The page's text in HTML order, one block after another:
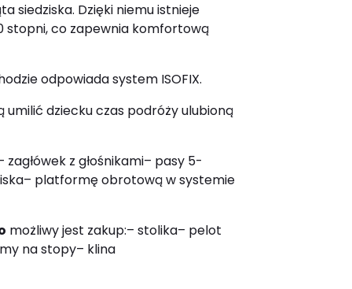
siedziska. Dzięki niemu istnieje
stopni, co zapewnia komfortową
odpowiada system ISOFIX.
umilić dziecku czas podróży ulubioną
zagłówek z głośnikami– pasy 5-
– platformę obrotową w systemie
możliwy jest zakup:– stolika– pelot
na stopy– klina